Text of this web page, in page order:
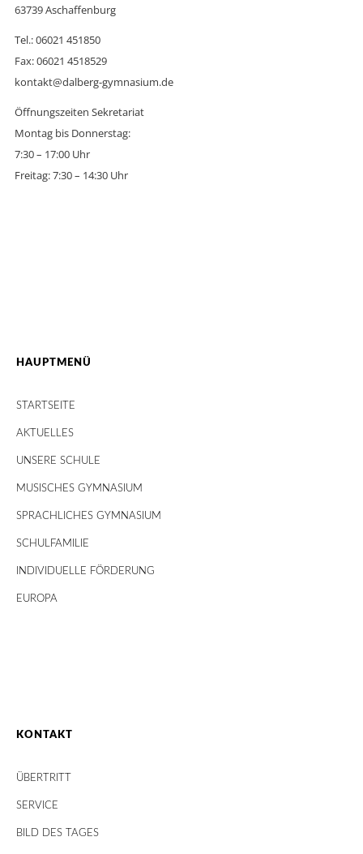
63739 Aschaffenburg
Tel.: 06021 451850
Fax: 06021 4518529
kontakt@dalberg-gymnasium.de
Öffnungszeiten Sekretariat
Montag bis Donnerstag:
7:30 – 17:00 Uhr
Freitag: 7:30 – 14:30 Uhr
HAUPTMENÜ
STARTSEITE
AKTUELLES
UNSERE SCHULE
MUSISCHES GYMNASIUM
SPRACHLICHES GYMNASIUM
SCHULFAMILIE
INDIVIDUELLE FÖRDERUNG
EUROPA
KONTAKT
ÜBERTRITT
SERVICE
BILD DES TAGES